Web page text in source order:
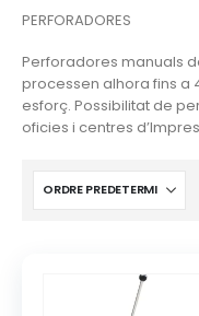
PERFORADORES
Perforadores manuals
processen alhora fins a
esforç. Possibilitat de
oficies i centres